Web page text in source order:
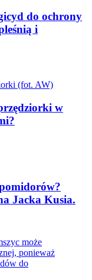
do ochrony
i
w
Jacka Kusia.